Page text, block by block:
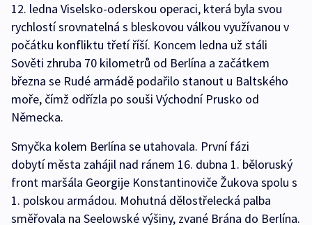
12. ledna Viselsko-oderskou operaci, která byla svou
rychlostí srovnatelná s bleskovou válkou využívanou v
počátku konfliktu třetí říší. Koncem ledna už stáli
Sověti zhruba 70 kilometrů od Berlína a začátkem
března se Rudé armádě podařilo stanout u Baltského
moře, čímž odřízla po souši Východní Prusko od
Německa.
Smyčka kolem Berlína se utahovala. První fázi
dobytí města zahájil nad ránem 16. dubna 1. běloruský
front maršála Georgije Konstantinoviče Žukova spolu s
1. polskou armádou. Mohutná dělostřelecká palba
směřovala na Seelowské výšiny, zvané Brána do Berlína.